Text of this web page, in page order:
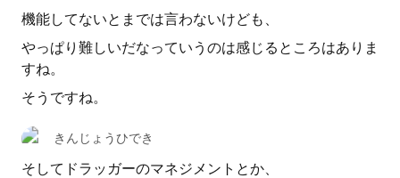
機能してないとまでは言わないけども、
やっぱり難しいだなっていうのは感じるところはありま
すね。
そうですね。
きんじょうひでき
そしてドラッガーのマネジメントとか、